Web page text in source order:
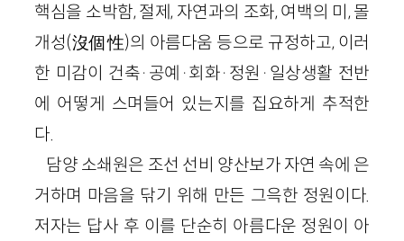
핵심을 소박함, 절제, 자연과의 조화, 여백의 미, 몰
개성(沒個性)의 아름다움 등으로 규정하고, 이러
한 미감이 건축·공예·회화·정원·일상생활 전반
에 어떻게 스며들어 있는지를 집요하게 추적한
다.
담양 소쇄원은 조선 선비 양산보가 자연 속에 은
거하며 마음을 닦기 위해 만든 그윽한 정원이다.
저자는 답사 후 이를 단순히 아름다운 정원이 아